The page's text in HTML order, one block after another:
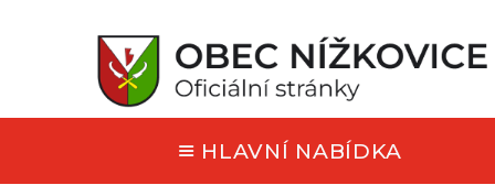
HLAVNÍ NABÍDKA